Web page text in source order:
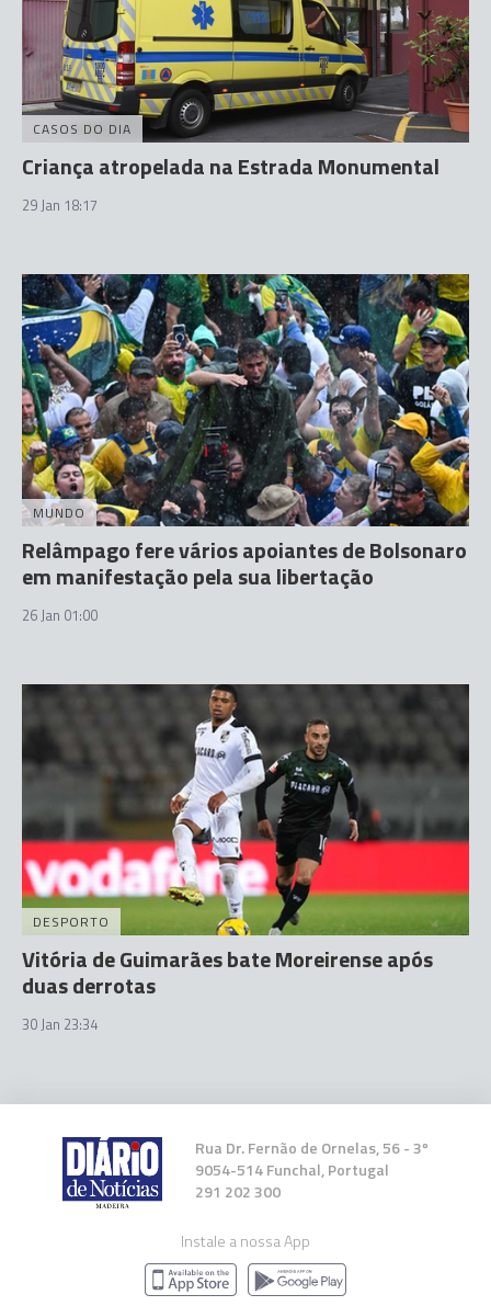
CASOS DO DIA
Criança atropelada na Estrada Monumental
29 Jan 18:17
MUNDO
Relâmpago fere vários apoiantes de Bolsonaro
em manifestação pela sua libertação
26 Jan 01:00
DESPORTO
Vitória de Guimarães bate Moreirense após
duas derrotas
30 Jan 23:34
Rua Dr. Fernão de Ornelas, 56 - 3º
9054-514 Funchal, Portugal
291 202 300
Instale a nossa App